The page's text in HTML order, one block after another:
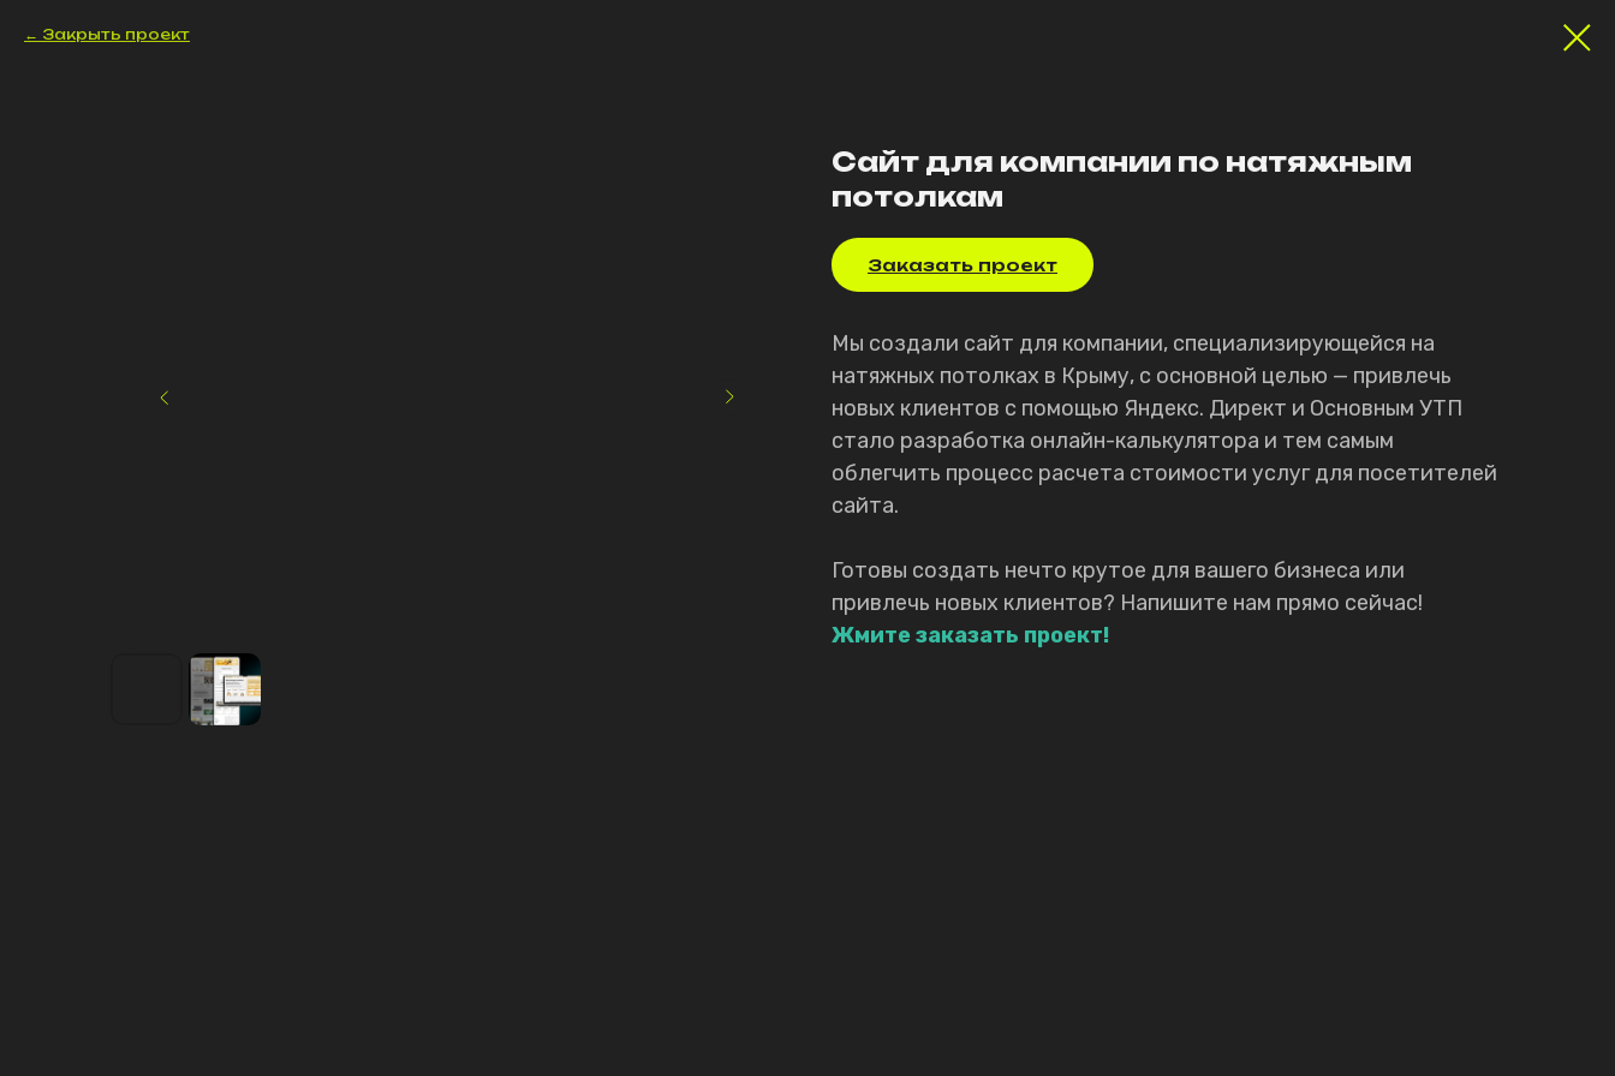
Закрыть проект
Сайт для компании по натяжным
потолкам
Заказать проект
Мы создали сайт для компании, специализирующейся на
натяжных потолках в Крыму, с основной целью — привлечь
новых клиентов с помощью Яндекс. Директ и Основным УТП
стало разработка онлайн-калькулятора и тем самым
облегчить процесс расчета стоимости услуг для посетителей
сайта.
Готовы создать нечто крутое для вашего бизнеса или
привлечь новых клиентов? Напишите нам прямо сейчас!
Жмите заказать проект!